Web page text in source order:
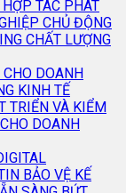
TÁC PHÁT
CHỦ ĐỘNG
CHẤT LƯỢNG
CHO DOANH
KINH TẾ
TRIỂN VÀ KIỂM
DOANH
BẢO VỆ KẾ